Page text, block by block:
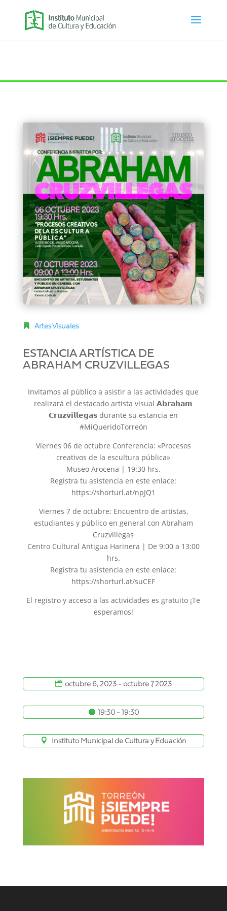
Artes Visuales
ESTANCIA ARTÍSTICA DE
ABRAHAM CRUZVILLEGAS
Invitamos al público a asistir a las actividades que
realizará el destacado artista visual 𝗔𝗯𝗿𝗮𝗵𝗮𝗺
𝗖𝗿𝘂𝘇𝘃𝗶𝗹𝗹𝗲𝗴𝗮𝘀 durante su estancia en
#MiQueridoTorreón
Viernes 06 de octubre Conferencia: «Procesos
creativos de la escultura pública»
Museo Arocena | 19:30 hrs.
Registra tu asistencia en este enlace:
https://shorturl.at/npJQ1
Viernes 7 de octubre: Encuentro de artistas,
estudiantes y público en general con Abraham
Cruzvillegas
Centro Cultural Antigua Harinera | De 9:00 a 13:00
hrs.
Registra tu asistencia en este enlace:
https://shorturl.at/suCEF
El registro y acceso a las actividades es gratuito ¡Te
esperamos!
octubre 6, 2023 - octubre 7, 2023
19:30 - 19:30
Instituto Municipal de Cultura y Eduación